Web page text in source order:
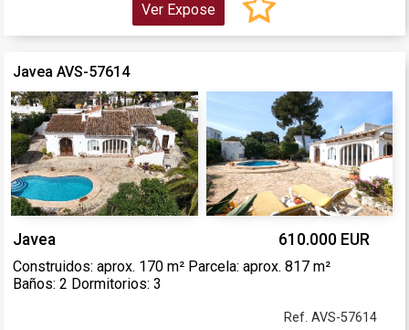
Ver Expose
Javea AVS-57614
Javea 610.000 EUR
Construidos: aprox. 170 m² Parcela: aprox. 817 m²
Baños: 2 Dormitorios: 3
Ref. AVS-57614